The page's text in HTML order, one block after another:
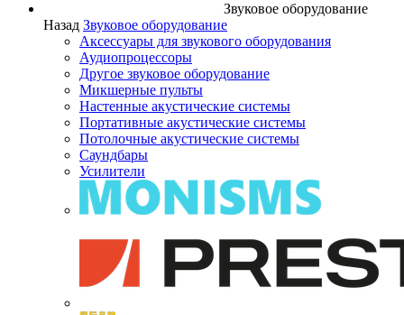
Звуковое оборудование
Назад Звуковое оборудование
Аксессуары для звукового оборудования
Аудиопроцессоры
Другое звуковое оборудование
Микшерные пульты
Настенные акустические системы
Портативные акустические системы
Потолочные акустические системы
Саундбары
Усилители